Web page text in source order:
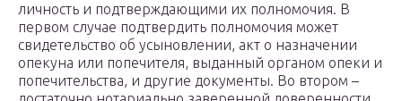
личность и подтверждающими их полномочия. В
первом случае подтвердить полномочия может
свидетельство об усыновлении, акт о назначении
опекуна или попечителя, выданный органом опеки и
попечительства, и другие документы. Во втором –